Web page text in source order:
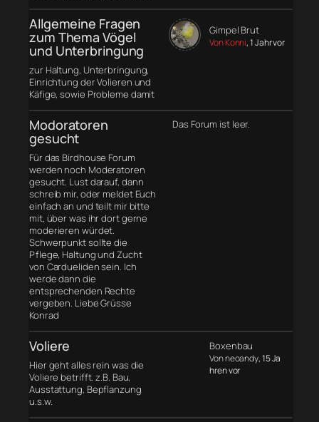
Allgemeine Fragen
zum Thema Vögel
und Unterbringung
zur Haltung, Unterbringung,
Einrichtung der Volieren und
Käfige, sowie Probleme damit
Gimpel Brut
Von Konni, 1 Jahr vor
Modoratoren
gesucht
Für das Birdhouse Forum
werden noch Moderatoren
gesucht. Lust darauf, dann
schreib mir, oder meldet Euch
einfach an und teilt mir bitte
mit, über was ihr dort gerne
moderieren würdet.
Schwerpunkt sollte die
Pflege, Haltung und Zucht
von Cardueliden sein. Ich
werde dann die
entsprechenden Rechte
vergeben. Liebe Grüsse
Konrad
Das Forum ist leer.
Voliere
Hier geht alles rein was die
Voliere betrifft. z.B. Bau,
Ausstattung, Bepflanzung
u.s.w.
Boxenbau
Von neoandy, 15 Ja
hren vor